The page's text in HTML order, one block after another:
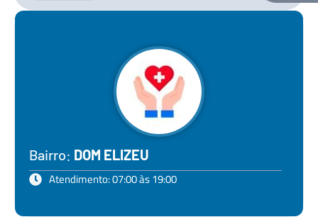
Bairro: DOM ELIZEU
Atendimento: 07:00 às 19:00